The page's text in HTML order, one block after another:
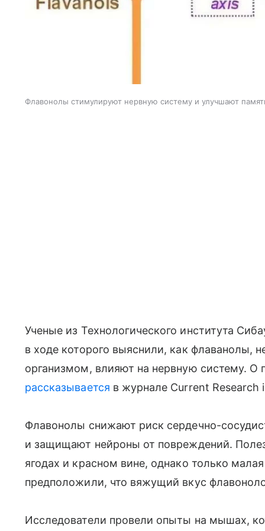
Флавонолы стимулируют нервную систему и улучшают
Ученые из Технологического института
в ходе которого выяснили, как флаванолы,
организмом, влияют на нервную систему. О
рассказывается в журнале Current Research
Флавонолы снижают риск сердечно-
и защищают нейроны от повреждений.
ягодах и красном вине, однако только
предположили, что вяжущий вкус
Исследователи провели опыты на мышах,